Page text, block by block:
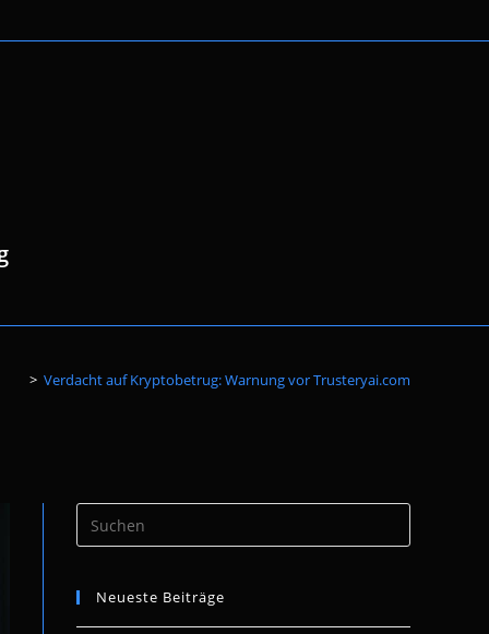
Suche
umschalten
> Verdacht auf Kryptobetrug: Warnung vor Trusteryai.com
Escape
the
Neueste Beiträge